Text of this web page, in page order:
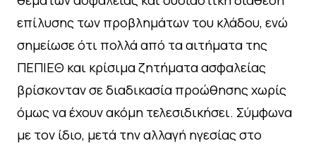
επίλυσης των προβλημάτων του κλάδου, ενώ
σημείωσε ότι πολλά από τα αιτήματα της
ΠΕΠΙΕΘ και κρίσιμα ζητήματα ασφαλείας
βρίσκονταν σε διαδικασία προώθησης χωρίς
όμως να έχουν ακόμη τελεσιδικήσει. Σύμφωνα
με τον ίδιο, μετά την αλλαγή ηγεσίας στο